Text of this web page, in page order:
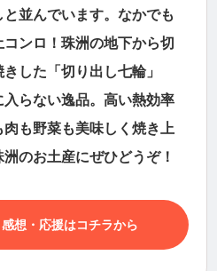
並んでいます。なかでも
ンロ！珠洲の地下から切
した「切り出し七輪」
らない逸品。高い熱効率
も野菜も美味しく焼き上
のお土産にぜひどうぞ！
想・応援はコチラから